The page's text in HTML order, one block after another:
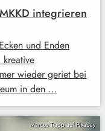
integrieren
und Enden
kreative
wieder geriet bei
in den …
Marcus Trapp auf Pixabay